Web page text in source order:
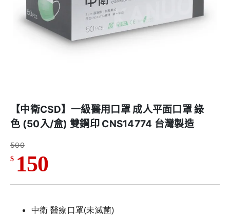
【中衛CSD】一級醫用口罩 成人平面口罩 綠
色 (50入/盒) 雙鋼印 CNS14774 台灣製造
500
$ 150
中衛 醫療口罩(未滅菌)